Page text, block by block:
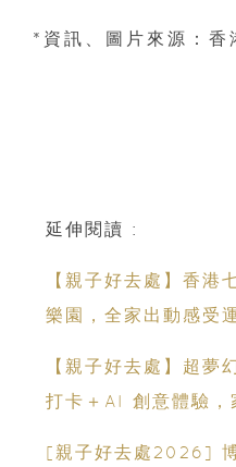
*資訊、圖片來源：
延伸閱讀 :
【親子好去處】香港
樂園，全家出動感受
【親子好去處】超夢
打卡＋AI 創意體驗，
[親子好去處2026]